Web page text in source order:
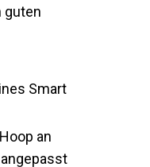
guten
Smart
an